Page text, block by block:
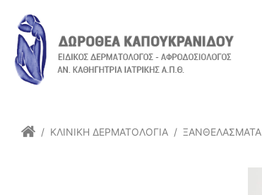
/ ΚΛΙΝΙΚΉ ΔΕΡΜΑΤΟΛΟΓΊΑ / ΞΑΝΘΕΛΆΣΜΑΤΑ